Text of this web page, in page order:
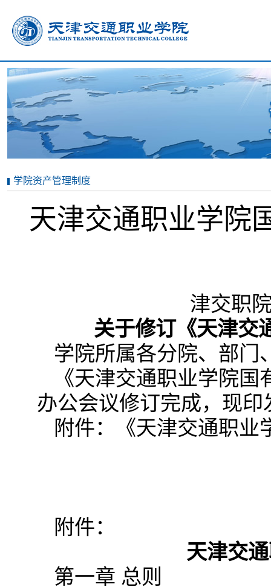
学院资产管理制度
天津交通职业学院
津交职
关于修订《天津交
学院所属各分院、部门
《天津交通职业学院
办公会议修订完成，现
附件：《天津交通职业
附件：
天津交
第一章 总则